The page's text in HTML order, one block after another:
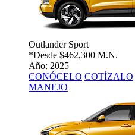
Outlander Sport
*Desde $462,300 M.N.
Año: 2025
CONÓCELO COTÍZALO
MANEJO